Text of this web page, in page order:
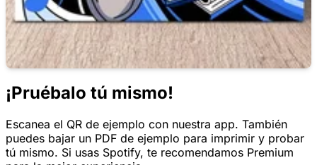
¡Pruébalo tú mismo!
Escanea el QR de ejemplo con nuestra app. También
puedes bajar un PDF de ejemplo para imprimir y probar
tú mismo. Si usas Spotify, te recomendamos Premium